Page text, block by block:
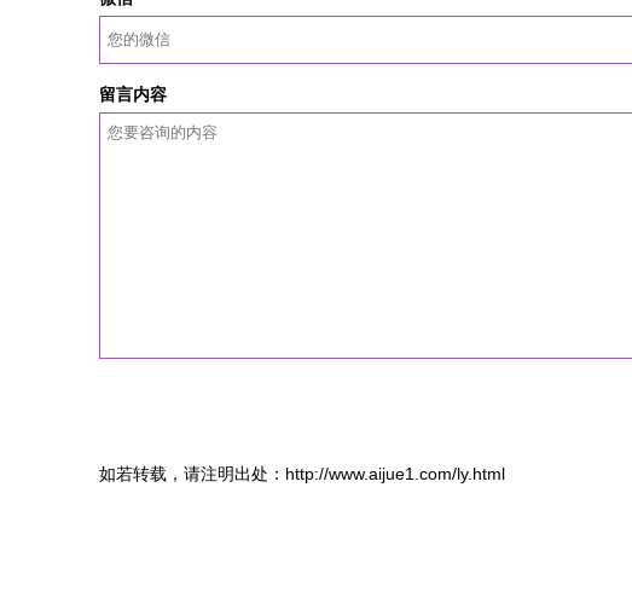
留言内容
如若转载，请注明出处：http://www.aijue1.com/ly.html